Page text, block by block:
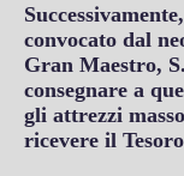
convocato dal
Gran Maestro,
consegnare a
gli attrezzi
ricevere il